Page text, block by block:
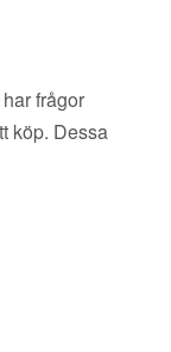
frågor
köp. Dessa